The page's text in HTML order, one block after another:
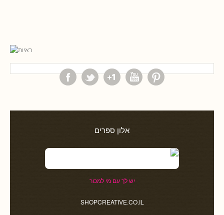
אלון ספרים
יש לך עם מי למכור
SHOPCREATIVE.CO.IL